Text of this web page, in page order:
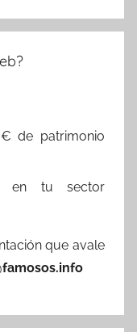
de patrimonio
en tu sector
que avale